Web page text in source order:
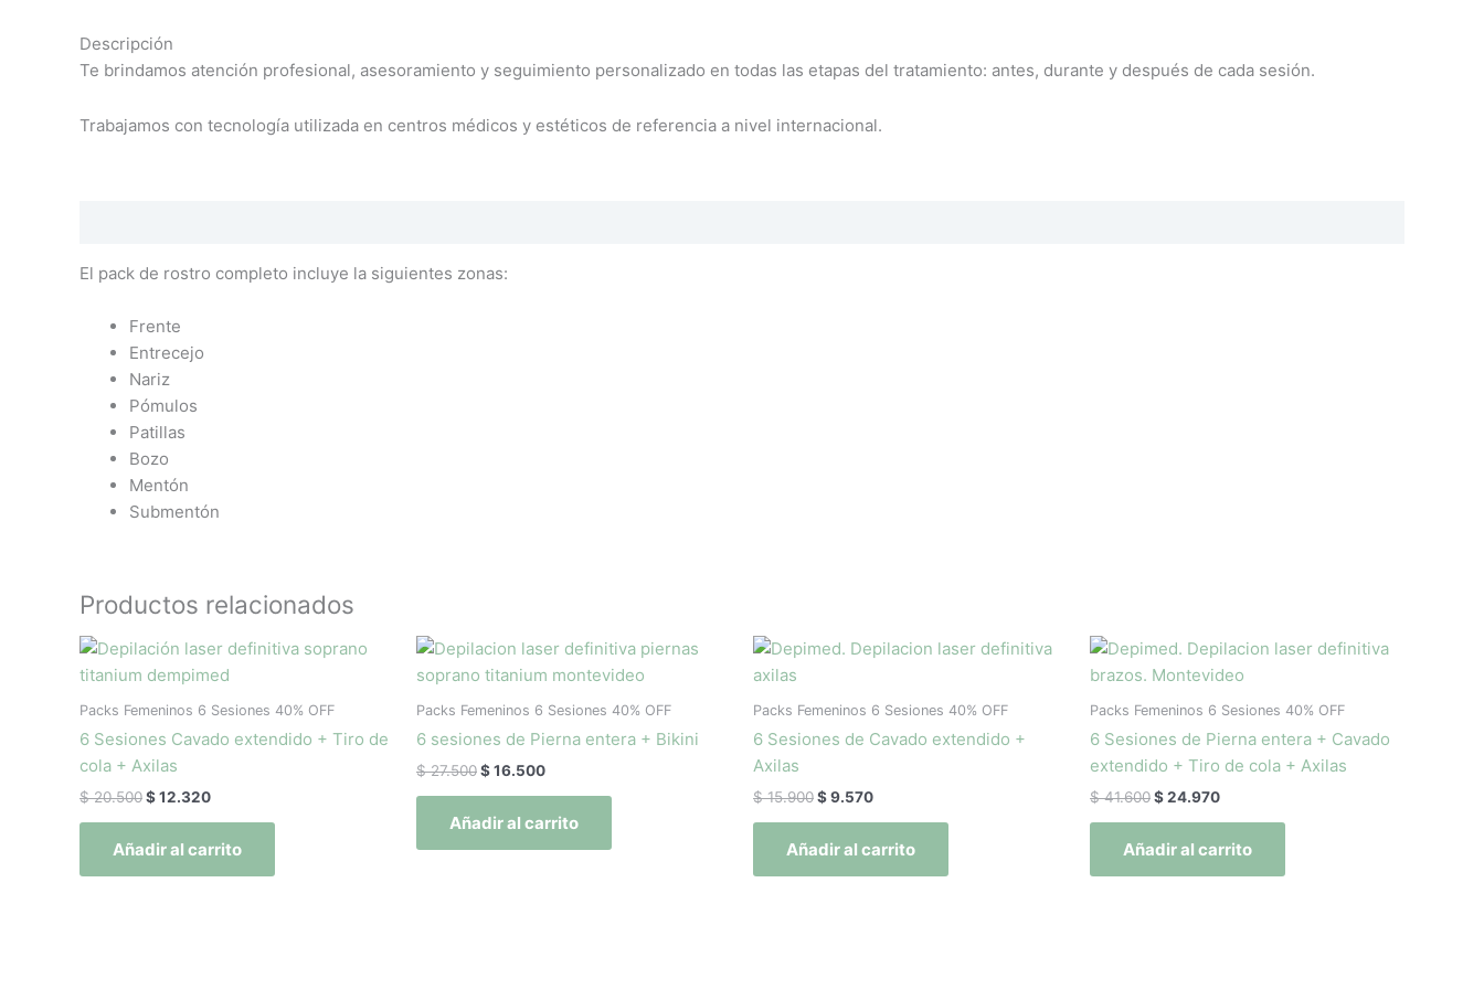
Descripción
Te brindamos atención profesional, asesoramiento y seguimiento personalizado en todas las etapas del tratamiento: antes, durante y después de cada sesión.
Trabajamos con tecnología utilizada en centros médicos y estéticos de referencia a nivel internacional.
El pack de rostro completo incluye la siguientes zonas:
Frente
Entrecejo
Nariz
Pómulos
Patillas
Bozo
Mentón
Submentón
Productos relacionados
Packs Femeninos 6 Sesiones 40% OFF
6 Sesiones Cavado extendido + Tiro de
cola + Axilas
$20.500
El
original
$ 20.500.
$12.320
El
actual
$ 12.320.
Añadir al carrito
Packs Femeninos 6 Sesiones 40% OFF
6 sesiones de Pierna entera + Bikini
$27.500
El
original
$ 27.500.
$16.500
El
actual
$ 16.500.
Añadir al carrito
Packs Femeninos 6 Sesiones 40% OFF
6 Sesiones de Cavado extendido +
Axilas
$15.900
El
$ 15.900.
$9.570
El
precio
$ 9.570.
Añadir al carrito
Packs Femeninos 6 Sesiones 40% OFF
6 Sesiones de Pierna entera + Cavado
extendido + Tiro de cola + Axilas
$41.600
El
original
$ 41.600.
$24.970
El
actual
$ 24.970.
Añadir al carrito